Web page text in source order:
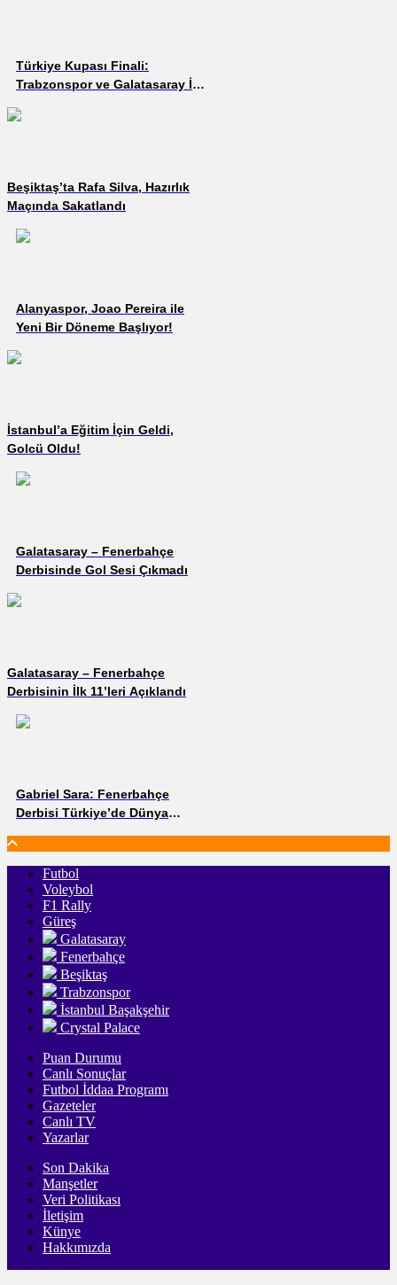
Türkiye Kupası Finali:
Trabzonspor ve Galatasaray İlk
Beşiktaş’ta Rafa Silva, Hazırlık
Maçında Sakatlandı
Alanyaspor, Joao Pereira ile
Yeni Bir Döneme Başlıyor!
İstanbul’a Eğitim İçin Geldi,
Golcü Oldu!
Galatasaray – Fenerbahçe
Derbisinde Gol Sesi Çıkmadı
Galatasaray – Fenerbahçe
Derbisinin İlk 11’leri Açıklandı
Gabriel Sara: Fenerbahçe
Derbisi Türkiye’de Dünya
Futbol
Voleybol
F1 Rally
Güreş
Galatasaray
Fenerbahçe
Beşiktaş
Trabzonspor
İstanbul Başakşehir
Crystal Palace
Puan Durumu
Canlı Sonuçlar
Futbol İddaa Programı
Gazeteler
Canlı TV
Yazarlar
Son Dakika
Manşetler
Veri Politikası
İletişim
Künye
Hakkımızda